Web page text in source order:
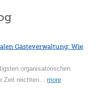
Gästeverwaltung: Wie
organisatorischen
Zeit reichten...more